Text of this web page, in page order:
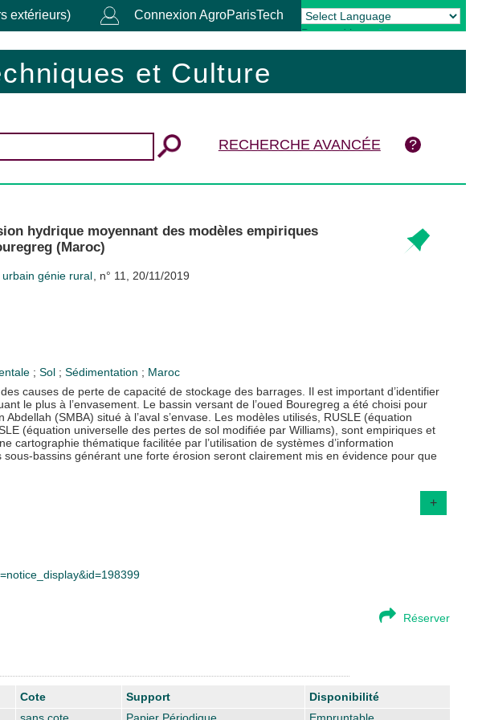
extérieurs) Connexion AgroParisTech
Powered by Translate
et Culture
RECHERCHE AVANCÉE
hydrique moyennant des modèles empiriques
(Maroc)
génie rural , n° 11, 20/11/2019
; Sol ; Sédimentation ; Maroc
causes de perte de capacité de stockage des barrages. Il est important d’identifier
le plus à l’envasement. Le bassin versant de l’oued Bouregreg a été choisi pour
(SMBA) situé à l’aval s’envase. Les modèles utilisés, RUSLE (équation
(équation universelle des pertes de sol modifiée par Williams), sont empiriques et
cartographie thématique facilitée par l’utilisation de systèmes d’information
sous-bassins générant une forte érosion seront clairement mis en évidence pour que
+
Réserver
Cote Support
Disponibilité
sans cote Papier Périodique Empruntable